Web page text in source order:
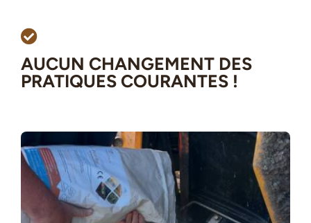
AUCUN CHANGEMENT DES
PRATIQUES COURANTES !